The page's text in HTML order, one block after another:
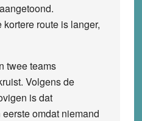
route is langer,
twee teams
Volgens de
is dat
omdat niemand